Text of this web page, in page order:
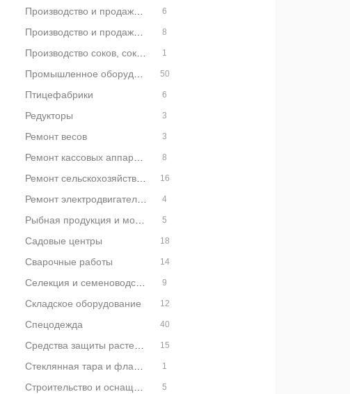
Производство и продажа бумаги 6
Производство и продажа тканей 8
Производство соков, соки оптом 1
50
Птицефабрики 6
Редукторы 3
Ремонт весов 3
8
Ремонт сельскохозяйственной техники 16
Ремонт электродвигателей 4
5
Садовые центры 18
Сварочные работы 14
Селекция и семеноводство 9
Складское оборудование 12
Спецодежда 40
15
1
5